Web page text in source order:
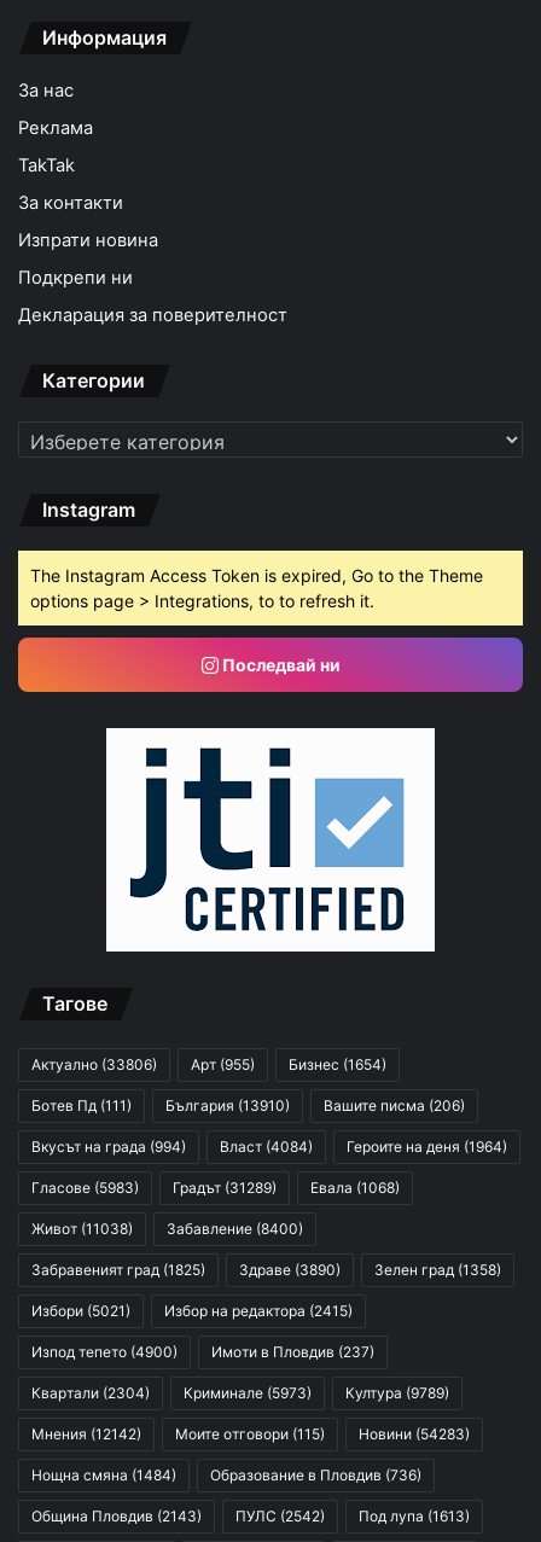
Информация
За нас
Реклама
TakTak
За контакти
Изпрати новина
Подкрепи ни
Декларация за поверителност
Категории
Категории
Instagram
The Instagram Access Token is expired, Go to the Theme
options page > Integrations, to to refresh it.
Последвай ни
Тагове
Актуално (33806) Арт (955) Бизнес (1654)
Ботев Пд (111) България (13910) Вашите писма (206)
Вкусът на града (994) Власт (4084) Героите на деня (1964)
Гласове (5983) Градът (31289) Евала (1068)
Живот (11038) Забавление (8400)
Забравеният град (1825) Здраве (3890) Зелен град (1358)
Избори (5021) Избор на редактора (2415)
Изпод тепето (4900) Имоти в Пловдив (237)
Квартали (2304) Криминале (5973) Култура (9789)
Мнения (12142) Моите отговори (115) Новини (54283)
Нощна смяна (1484) Образование в Пловдив (736)
Община Пловдив (2143) ПУЛС (2542) Под лупа (1613)